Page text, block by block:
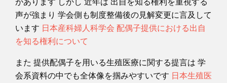
声が強まり 学会側も制度整備後の見解変更に言及して
います 日本産科婦人科学会 配偶子提供における出自
を知る権利について
また 提供配偶子を用いる生殖医療に関する提言は 学
会系資料の中でも全体像を掴みやすいです 日本生殖医